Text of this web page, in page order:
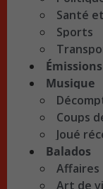
Santé
Sports
Émissions
Musique
Coups
Joué
Balados
Affaires
Art de